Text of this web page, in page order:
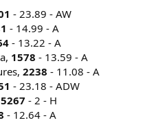
- 23.89 - AW
- 14.99 - A
- 13.22 - A
1578 - 13.59 - A
2238 - 11.08 - A
- 23.18 - ADW
5267 - 2 - H
- 12.64 - A